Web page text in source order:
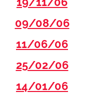
09/08/06
11/06/06
25/02/06
14/01/06